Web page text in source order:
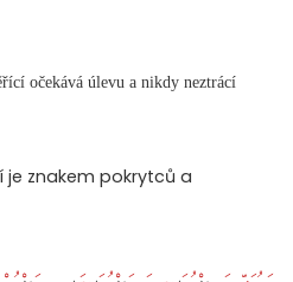
očekává úlevu a nikdy neztrácí
znakem pokrytců a